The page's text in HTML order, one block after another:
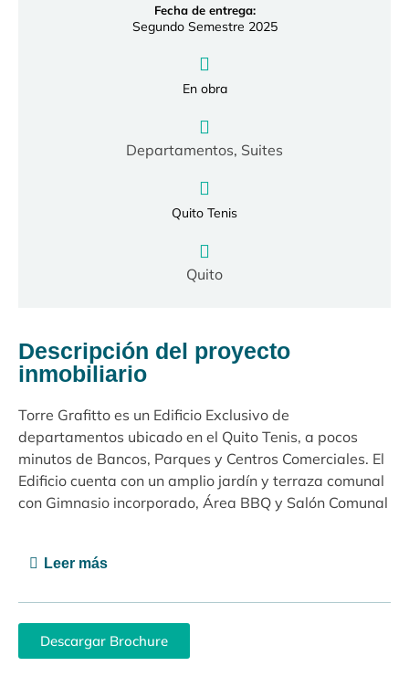
Fecha de entrega:
Segundo Semestre 2025
En obra
Departamentos, Suites
Quito Tenis
Quito
Descripción del proyecto
inmobiliario
Torre Grafitto es un Edificio Exclusivo de
departamentos ubicado en el Quito Tenis, a pocos
minutos de Bancos, Parques y Centros Comerciales. El
Edificio cuenta con un amplio jardín y terraza comunal
con Gimnasio incorporado, Área BBQ y Salón Comunal
Leer más
Descargar Brochure